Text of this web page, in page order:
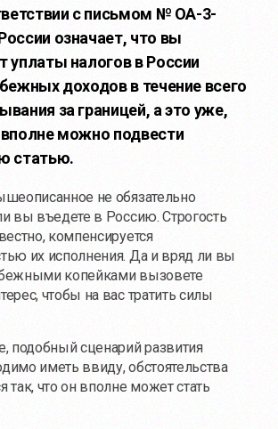
с письмом № ОА-3-
означает, что вы
уплаты налогов в России
доходов в течение всего
за границей, а это уже,
можно подвести
статью.
не обязательно
вы въедете в Россию. Строгость
компенсируется
их исполнения. Да и вряд ли вы
копейками вызовете
чтобы на вас тратить силы
подобный сценарий развития
иметь ввиду, обстоятельства
так, что он вполне может стать